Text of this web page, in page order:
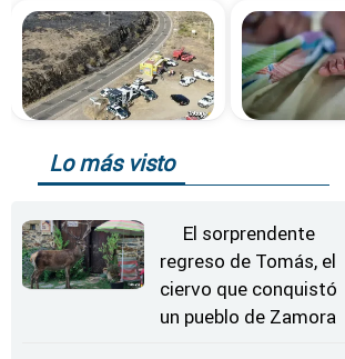
Lo más visto
El sorprendente
regreso de Tomás, el
ciervo que conquistó
un pueblo de Zamora